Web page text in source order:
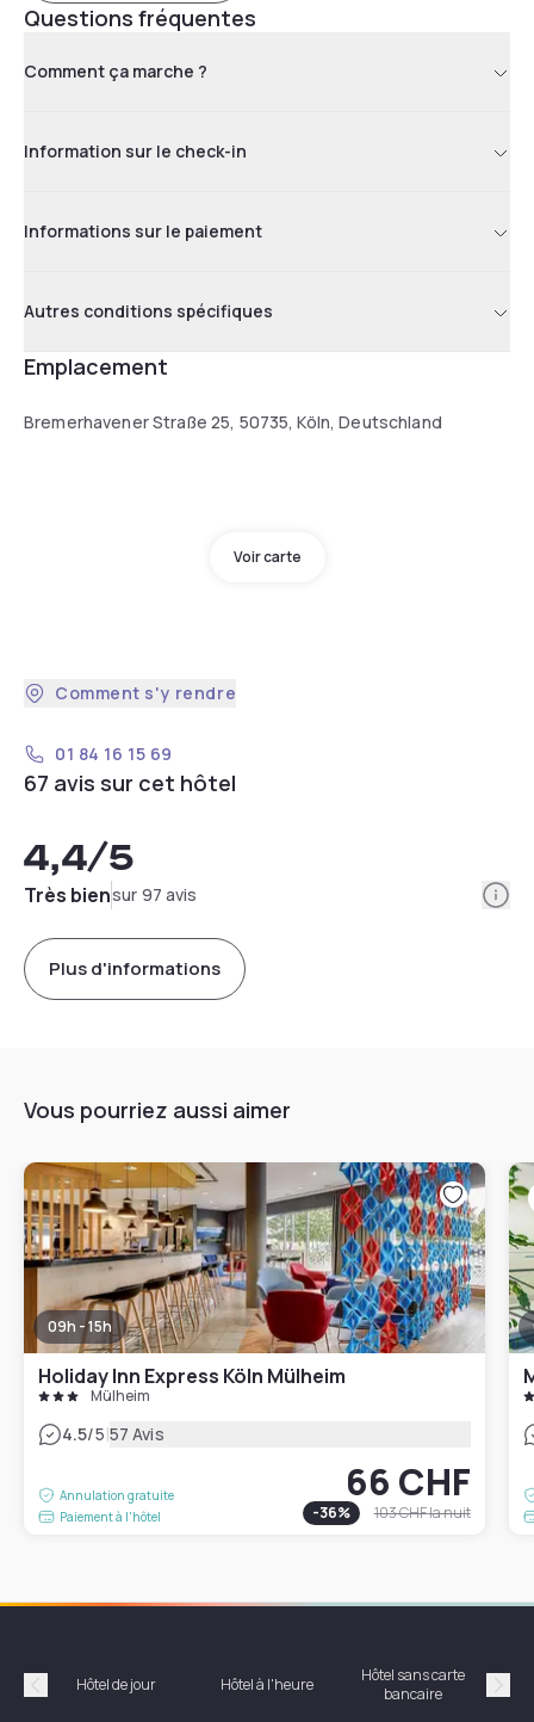
Questions fréquentes
Comment ça marche ?
Information sur le check-in
Informations sur le paiement
Autres conditions spécifiques
Emplacement
Bremerhavener Straße 25, 50735, Köln, Deutschland
Voir carte
Comment s'y rendre
01 84 16 15 69
67 avis sur cet hôtel
4,4/5
Très biensur 97 avis
Plus d'informations
Vous pourriez aussi aimer
09h - 15h
Holiday Inn Express Köln Mülheim
Mülheim
4.5/5|57 Avis
Annulation gratuite
Paiement à l'hôtel
66 CHF
-36% 103 CHFla nuit
Précédent
Hôtel de jour Hôtel à l'heure
Hôtel sans carte
bancaire